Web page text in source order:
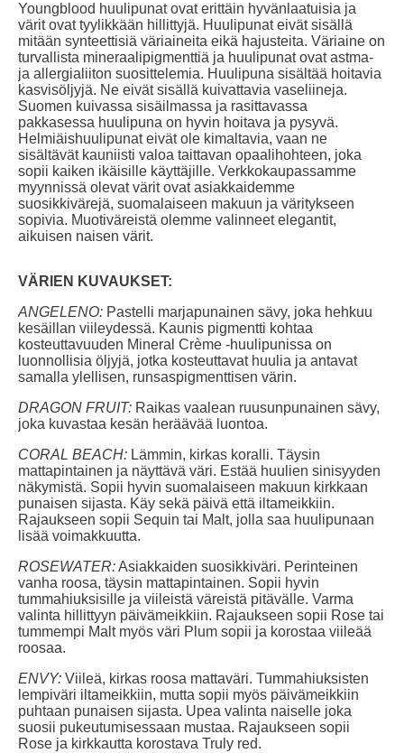
Youngblood huulipunat ovat erittäin hyvänlaatuisia ja
värit ovat tyylikkään hillittyjä. Huulipunat eivät sisällä
mitään synteettisiä väriaineita eikä hajusteita. Väriaine on
turvallista mineraalipigmenttiä ja huulipunat ovat astma-
ja allergialiiton suosittelemia. Huulipuna sisältää hoitavia
kasvisöljyjä. Ne eivät sisällä kuivattavia vaseliineja.
Suomen kuivassa sisäilmassa ja rasittavassa
pakkasessa huulipuna on hyvin hoitava ja pysyvä.
Helmiäishuulipunat eivät ole kimaltavia, vaan ne
sisältävät kauniisti valoa taittavan opaalihohteen, joka
sopii kaiken ikäisille käyttäjille. Verkkokaupassamme
myynnissä olevat värit ovat asiakkaidemme
suosikkivärejä, suomalaiseen makuun ja väritykseen
sopivia. Muotiväreistä olemme valinneet elegantit,
aikuisen naisen värit.
VÄRIEN KUVAUKSET:
ANGELENO: Pastelli marjapunainen sävy, joka hehkuu
kesäillan viileydessä. Kaunis pigmentti kohtaa
kosteuttavuuden Mineral Crème -huulipunissa on
luonnollisia öljyjä, jotka kosteuttavat huulia ja antavat
samalla ylellisen, runsaspigmenttisen värin.
DRAGON FRUIT: Raikas vaalean ruusunpunainen sävy,
joka kuvastaa kesän heräävää luontoa.
CORAL BEACH: Lämmin, kirkas koralli. Täysin
mattapintainen ja näyttävä väri. Estää huulien sinisyyden
näkymistä. Sopii hyvin suomalaiseen makuun kirkkaan
punaisen sijasta. Käy sekä päivä että iltameikkiin.
Rajaukseen sopii Sequin tai Malt, jolla saa huulipunaan
lisää voimakkuutta.
ROSEWATER:Asiakkaiden suosikkiväri. Perinteinen
vanha roosa, täysin mattapintainen. Sopii hyvin
tummahiuksisille ja viileistä väreistä pitävälle. Varma
valinta hillittyyn päivämeikkiin. Rajaukseen sopii Rose tai
tummempi Malt myös väri Plum sopii ja korostaa viileää
roosaa.
ENVY: Viileä, kirkas roosa mattaväri. Tummahiuksisten
lempiväri iltameikkiin, mutta sopii myös päivämeikkiin
puhtaan punaisen sijasta. Upea valinta naiselle joka
suosii pukeutumisessaan mustaa. Rajaukseen sopii
Rose ja kirkkautta korostava Truly red.